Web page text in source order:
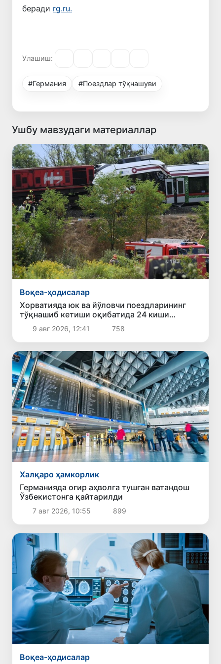
беради rg.ru.
Улашиш:
#Германия #Поездлар тўқнашуви
Ушбу мавзудаги материаллар
Воқеа-ҳодисалар
Хорватияда юк ва йўловчи поездларининг
тўқнашиб кетиши оқибатида 24 киши
жабрланди
9 авг 2026, 12:41 758
Халқаро ҳамкорлик
Германияда оғир аҳволга тушган ватандош
Ўзбекистонга қайтарилди
7 авг 2026, 10:55 899
Воқеа-ҳодисалар